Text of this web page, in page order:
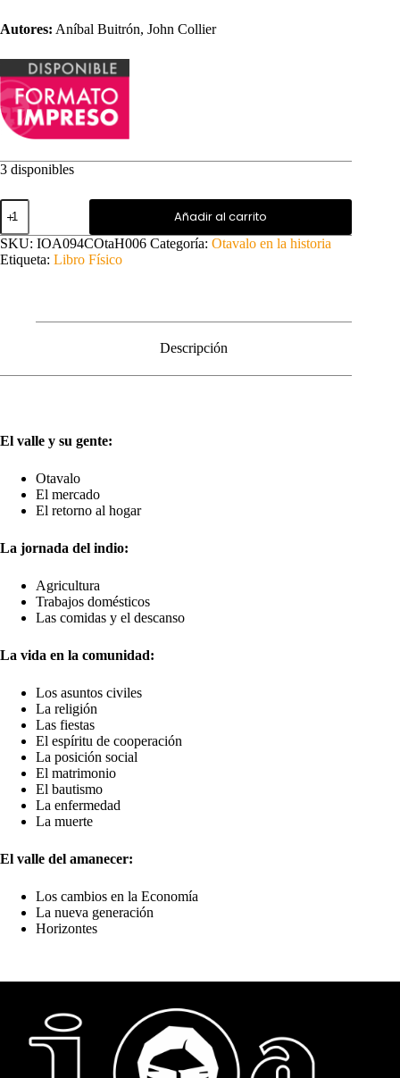
Autores: Aníbal Buitrón, John Collier
3 disponibles
El
Valle
del
Amanecer
cantidad
Añadir al carrito
SKU: IOA094COtaH006 Categoría: Otavalo en la historia
Etiqueta: Libro Físico
Descripción
El valle y su gente:
Otavalo
El mercado
El retorno al hogar
La jornada del indio:
Agricultura
Trabajos domésticos
Las comidas y el descanso
La vida en la comunidad:
Los asuntos civiles
La religión
Las fiestas
El espíritu de cooperación
La posición social
El matrimonio
El bautismo
La enfermedad
La muerte
El valle del amanecer:
Los cambios en la Economía
La nueva generación
Horizontes